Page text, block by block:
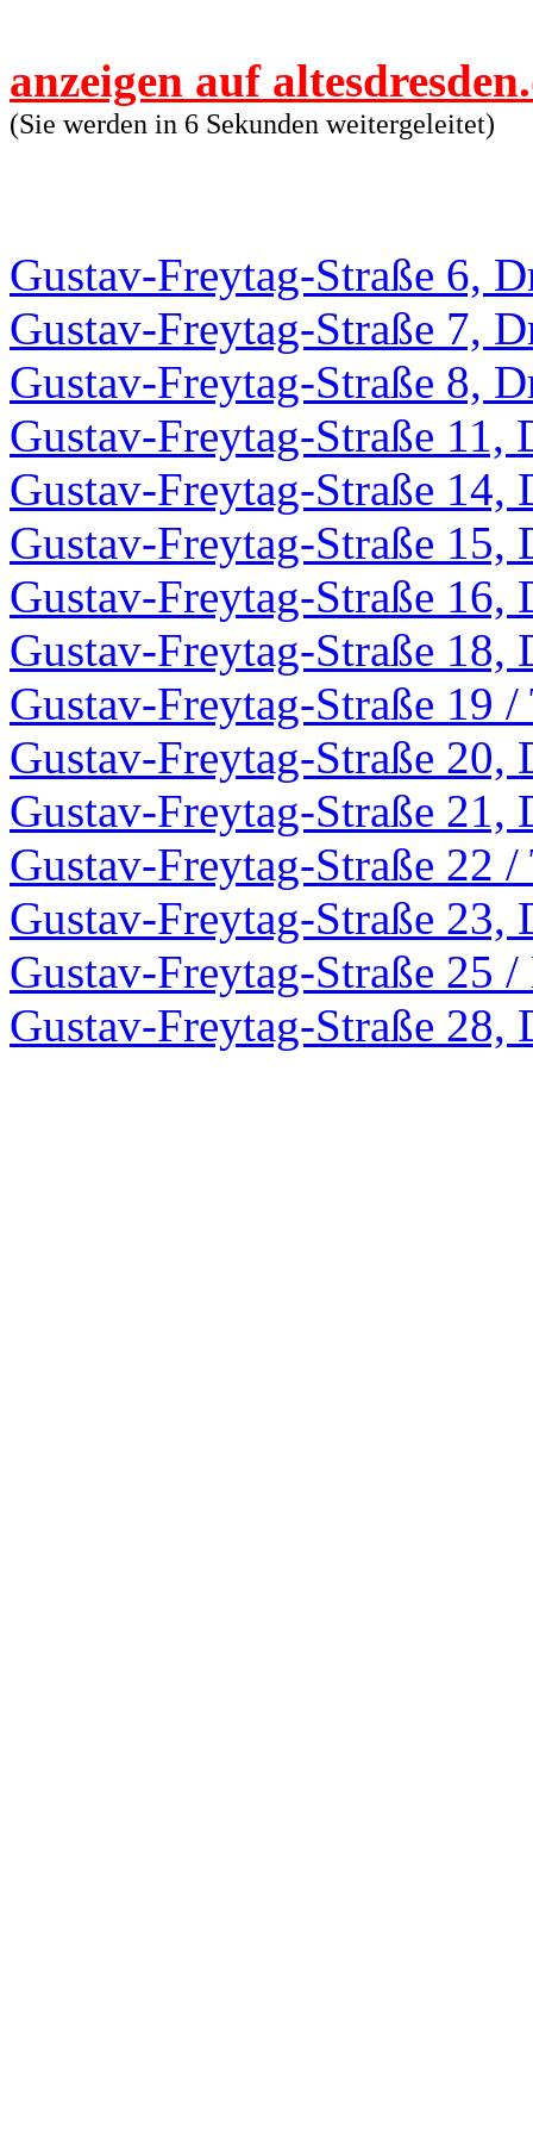
anzeigen auf
(Sie werden in 6 Sekunden weitergeleitet)
Gustav-Freytag-Straße 6,
Gustav-Freytag-Straße 7,
Gustav-Freytag-Straße 8,
Gustav-Freytag-Straße 11,
Gustav-Freytag-Straße 14,
Gustav-Freytag-Straße 15,
Gustav-Freytag-Straße 16,
Gustav-Freytag-Straße 18,
Gustav-Freytag-Straße 19 /
Gustav-Freytag-Straße 20,
Gustav-Freytag-Straße 21,
Gustav-Freytag-Straße 22 /
Gustav-Freytag-Straße 23,
Gustav-Freytag-Straße 25
Gustav-Freytag-Straße 28,